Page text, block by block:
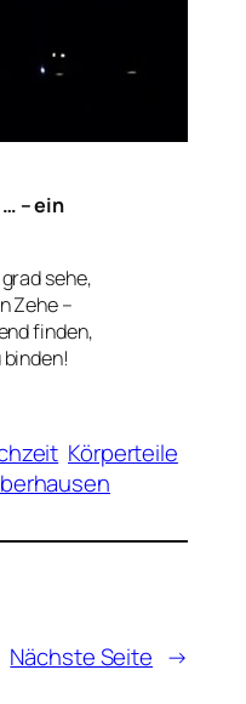
– ein
sehe,
Zehe –
finden,
Körperteile
Nächste Seite →